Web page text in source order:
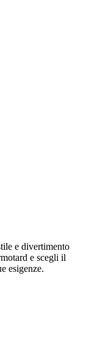
e divertimento
e scegli il
esigenze.